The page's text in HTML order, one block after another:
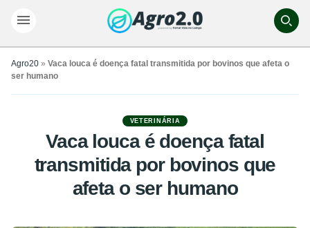
Agro20 » Vaca louca é doença fatal transmitida por bovinos que afeta o
ser humano
VETERINÁRIA
Vaca louca é doença fatal
transmitida por bovinos que
afeta o ser humano